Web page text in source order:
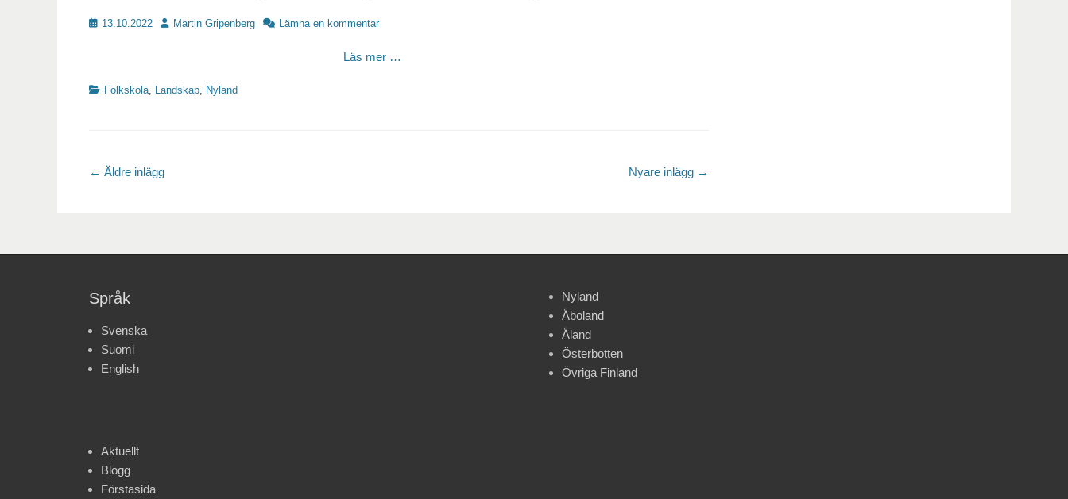
Publicerat
13.10.2022 Författare
Martin Gripenberg Lämna en kommentar
Läs mer …
Kategorier
Folkskola, Landskap, Nyland
Inläggsnavigering
← Äldre inlägg Nyare inlägg →
Språk
Svenska
Suomi
English
Aktuellt
Blogg
Förstasida
Nyland
Åboland
Åland
Österbotten
Övriga Finland